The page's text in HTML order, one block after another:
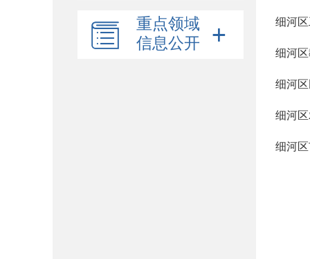
重点领域
信息公开
细河
细河
细河
细河
细河